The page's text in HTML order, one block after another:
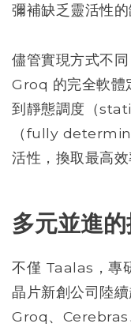
彌補缺乏靈活性的
儘管實現方式不
Groq 的完全軟體
到靜態調度（
（fully
活性，換取最高效
多元並進
不僅 Taalas，專
晶片新創公司陸
Groq、Cerebras